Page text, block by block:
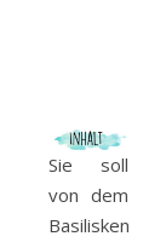
Sie soll
von dem
Basilisken